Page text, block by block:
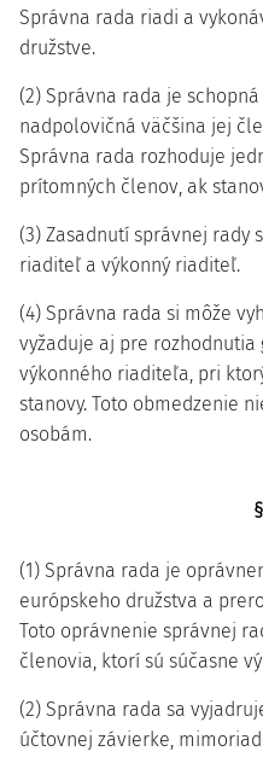
Správna rada riadi a
družstve.
(2) Správna rada je
nadpolovičná väčšina jej
Správna rada rozhoduje
prítomných členov, ak
(3) Zasadnutí správnej rady
riaditeľ a výkonný riaditeľ.
(4) Správna rada si môže
vyžaduje aj pre
výkonného riaditeľa, pri
stanovy. Toto obmedzenie
osobám.
(1) Správna rada je
európskeho družstva a
Toto oprávnenie správnej
členovia, ktorí sú súčasne
(2) Správna rada sa
účtovnej závierke,